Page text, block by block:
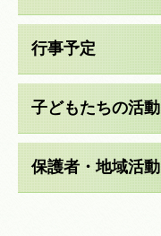
行事予定
子どもたちの活動
保護者・地域活動